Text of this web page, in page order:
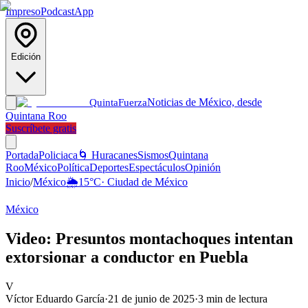
ImpresoPodcastApp
Edición
QuintaFuerzaNoticias de México, desde
Quintana Roo
Suscríbete gratis
PortadaPoliciaca 🌀 HuracanesSismosQuintana
RooMéxicoPolíticaDeportesEspectáculosOpinión
Inicio/México🌦️15°C· Ciudad de México
México
Video: Presuntos montachoques intentan
extorsionar a conductor en Puebla
V
Víctor Eduardo García·21 de junio de 2025·3 min de lectura